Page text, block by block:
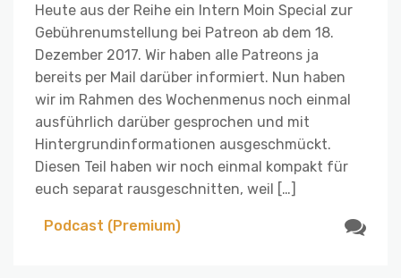
Heute aus der Reihe ein Intern Moin Special zur
Gebührenumstellung bei Patreon ab dem 18.
Dezember 2017. Wir haben alle Patreons ja
bereits per Mail darüber informiert. Nun haben
wir im Rahmen des Wochenmenus noch einmal
ausführlich darüber gesprochen und mit
Hintergrundinformationen ausgeschmückt.
Diesen Teil haben wir noch einmal kompakt für
euch separat rausgeschnitten, weil […]
Podcast (Premium)